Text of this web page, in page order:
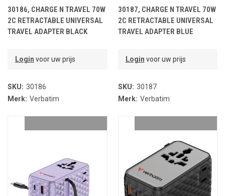
30186, CHARGE N TRAVEL 70W
2C RETRACTABLE UNIVERSAL
TRAVEL ADAPTER BLACK
Login voor uw prijs
SKU: 30186
Merk: Verbatim
30187, CHARGE N TRAVEL 70W
2C RETRACTABLE UNIVERSAL
TRAVEL ADAPTER BLUE
Login voor uw prijs
SKU: 30187
Merk: Verbatim